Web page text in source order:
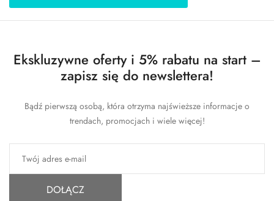
Ekskluzywne oferty i 5% rabatu na start –
zapisz się do newslettera!
Bądź pierwszą osobą, która otrzyma najświeższe informacje o
trendach, promocjach i wiele więcej!
DOŁĄCZ